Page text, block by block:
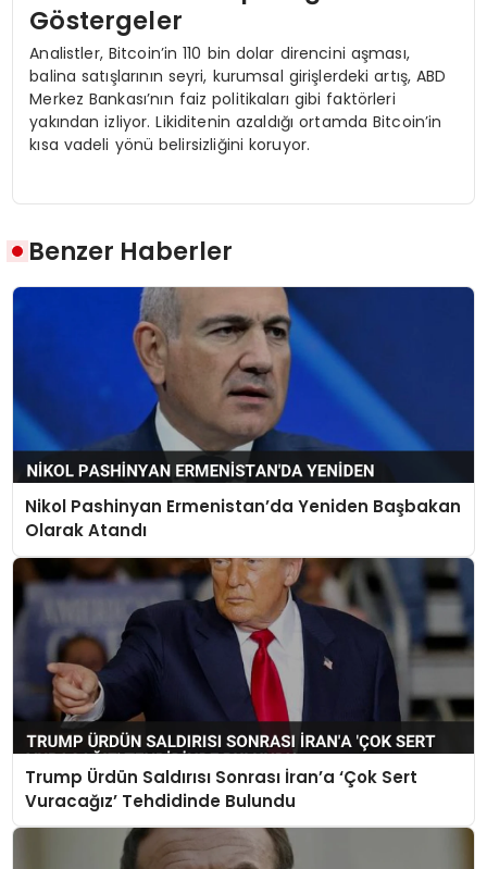
Göstergeler
Analistler, Bitcoin’in 110 bin dolar direncini aşması,
balina satışlarının seyri, kurumsal girişlerdeki artış, ABD
Merkez Bankası’nın faiz politikaları gibi faktörleri
yakından izliyor. Likiditenin azaldığı ortamda Bitcoin’in
kısa vadeli yönü belirsizliğini koruyor.
Benzer Haberler
Nikol Pashinyan Ermenistan’da Yeniden Başbakan
Olarak Atandı
Trump Ürdün Saldırısı Sonrası İran’a ‘Çok Sert
Vuracağız’ Tehdidinde Bulundu